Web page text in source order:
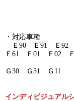
・対応車種
Ｅ90 Ｅ91 Ｅ92
Ｅ61 Ｆ01 Ｆ02
Ｇ30 Ｇ31 Ｇ11
インディビジュアル